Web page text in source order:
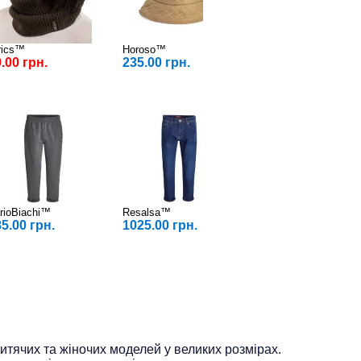
грн.
Horoso™
235.00 грн.
грн.
Resalsa™
1025.00 грн.
та жіночих моделей у великих розмірах.